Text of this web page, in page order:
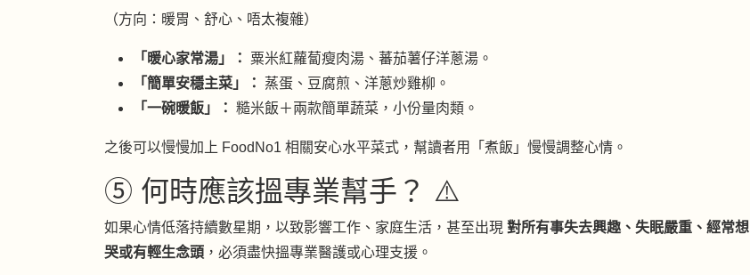
（方向：暖胃、舒心、唔太複雜）
「暖心家常湯」：
粟米紅蘿蔔瘦肉湯、蕃茄薯仔洋蔥湯。
「簡單安穩主菜」：
蒸蛋、豆腐煎、洋蔥炒雞柳。
「一碗暖飯」： 糙米飯＋兩款簡單蔬菜，小份量肉類。
之後可以慢慢加上 FoodNo1 相關安心水平菜式，幫讀者用「煮飯」慢慢調整心情。
⑤ 何時應該搵專業幫手？ ⚠️
如果心情低落持續數星期，以致影響工作、家庭生活，甚至出現 對所有事失去興趣、失眠嚴重、經常想
哭或有輕生念頭 ，必須盡快搵專業醫護或心理支援。